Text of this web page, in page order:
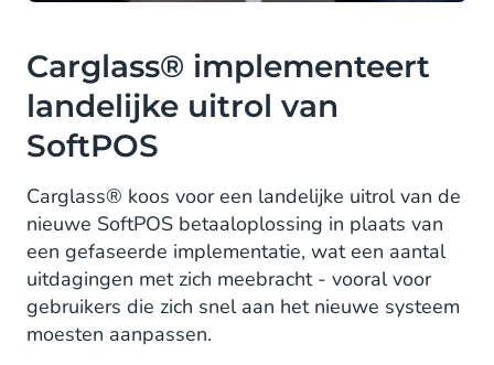
Carglass® implementeert
landelijke uitrol van
SoftPOS
Carglass® koos voor een landelijke uitrol van de
nieuwe SoftPOS betaaloplossing in plaats van
een gefaseerde implementatie, wat een aantal
uitdagingen met zich meebracht - vooral voor
gebruikers die zich snel aan het nieuwe systeem
moesten aanpassen.